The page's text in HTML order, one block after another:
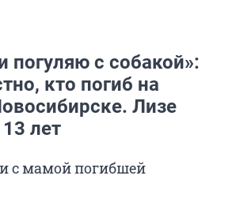
погуляю с собакой»:
кто погиб на
Лизе
лет
с мамой погибшей